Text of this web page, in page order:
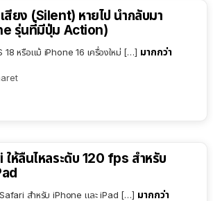
สียง (Silent) หายไป นำกลับมา
รุ่นที่มีปุ่ม Action)
18 หรือแม้ iPhone 16 เครื่องใหม่ […] มากกว่า
ห้ลื่นไหลระดับ 120 fps สำหรับ
Safari สำหรับ iPhone และ iPad […] มากกว่า